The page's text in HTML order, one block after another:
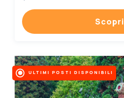
Scopri
ULTIMI POSTI DISPONIBILI